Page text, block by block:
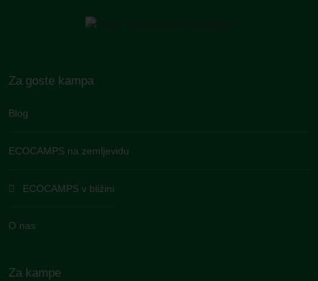
Za goste kampa
Blog
ECOCAMPS na zemljevidu
ECOCAMPS v bližini
O nas
Za kampe